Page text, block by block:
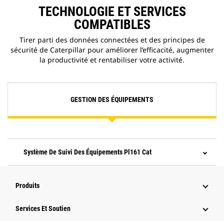
TECHNOLOGIE ET SERVICES
COMPATIBLES
Tirer parti des données connectées et des principes de
sécurité de Caterpillar pour améliorer l’efficacité, augmenter
la productivité et rentabiliser votre activité.
GESTION DES ÉQUIPEMENTS
Système De Suivi Des Équipements Pl161 Cat
Produits
Services Et Soutien